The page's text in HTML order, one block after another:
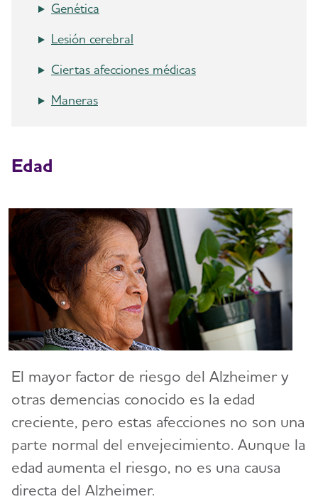
Genética
Lesión cerebral
Ciertas afecciones médicas
Maneras
Edad
El mayor factor de riesgo del Alzheimer y
otras demencias conocido es la edad
creciente, pero estas afecciones no son una
parte normal del envejecimiento. Aunque la
edad aumenta el riesgo, no es una causa
directa del Alzheimer.